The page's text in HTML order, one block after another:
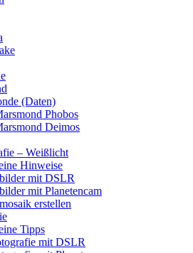
(Daten)
Phobos
Deimos
– Weißlicht
Hinweise
mit DSLR
mit Planetencam
erstellen
Tipps
mit DSLR